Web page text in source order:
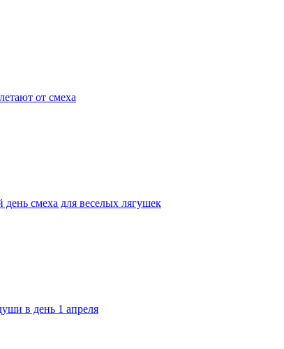
от смеха
смеха для веселых лягушек
в день 1 апреля